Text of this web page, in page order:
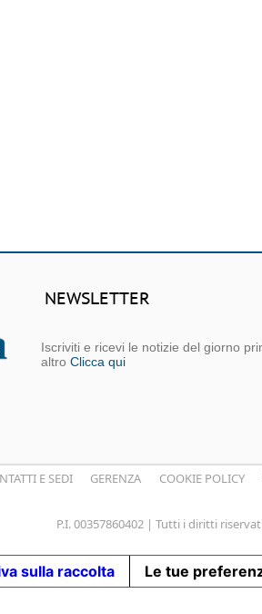
NEWSLETTER
Iscriviti e ricevi le notizie del giorno
altro Clicca qui
E SEDI GERENZA COOKIE POLICY
P.I. 00357860402 | Tutti i diritti
sulla raccolta Le tue